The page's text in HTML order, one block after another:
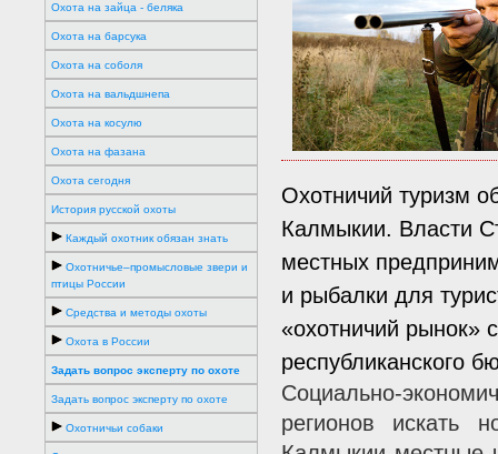
Охота на зайца - беляка
Охота на барсука
Охота на соболя
Охота на вальдшнепа
Охота на косулю
Охота на фазана
Охота сегодня
История русской охоты
Каждый охотник обязан знать
Охотничье–промысловые звери и
птицы России
Средства и методы охоты
Охота в России
Задать вопрос эксперту по охоте
Задать вопрос эксперту по охоте
Охотничьи собаки
Охотничий туризм
Калмыкии. Власти
местных
и рыбалки для
«охотничий рынок»
республиканского
Социально-
регионов искать